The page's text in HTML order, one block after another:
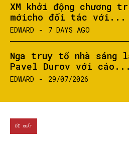
XM khởi động chương
mớicho đối tác với...
EDWARD - 7 DAYS AGO
Nga truy tố nhà sáng
Pavel Durov với cáo...
EDWARD - 29/07/2026
ĐỀ XUẤT